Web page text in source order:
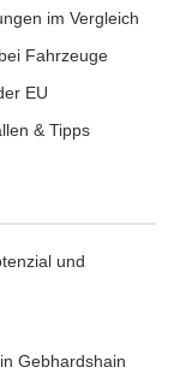
im Vergleich
Fahrzeuge
EU
& Tipps
und
Gebhardshain